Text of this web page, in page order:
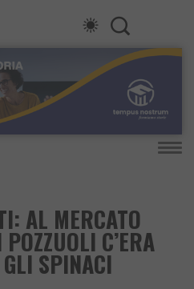
AL MERCATO
C’ERA
SPINACI